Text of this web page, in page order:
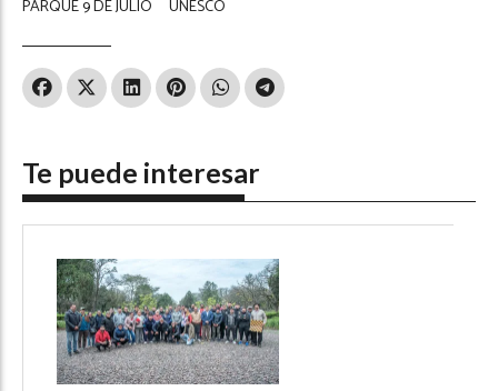
PARQUE 9 DE JULIO UNESCO
Te puede interesar